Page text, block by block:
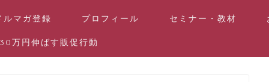
ルマガ登録 プロフィール セミナー・教材
万円伸ばす販促行動